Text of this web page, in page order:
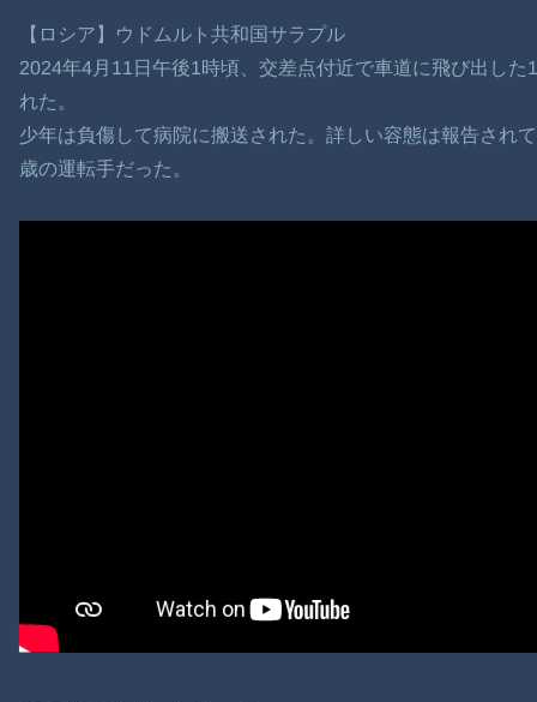
【ロシア】ウドムルト共和国サラプル
2024年4月11日午後1時頃、交差点付近で車道に飛び出し
れた。
少年は負傷して病院に搬送された。詳しい容態は報告され
歳の運転手だった。